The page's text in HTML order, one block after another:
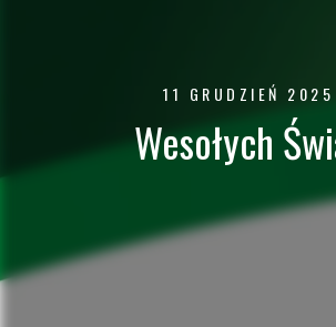
11 GRUDZIEŃ 2025
Wesołych